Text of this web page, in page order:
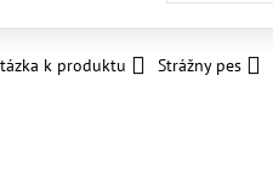
k produktu Strážny pes